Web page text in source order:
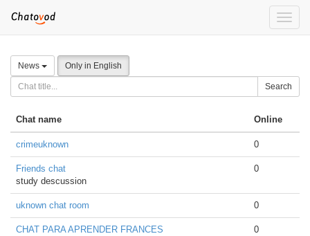
Toggle
News Only in English
Search
Chat name Online
crimeuknown 0
Friends chat
study descussion
0
uknown chat room 0
CHAT PARA APRENDER FRANCES
0